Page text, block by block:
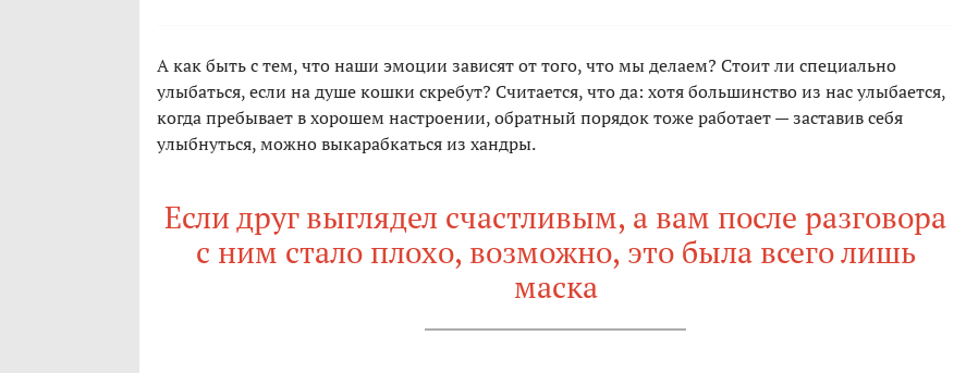
А как быть с тем, что наши эмоции зависят от того, что мы делаем? Стоит ли специально
улыбаться, если на душе кошки скребут? Считается, что да: хотя большинство из нас улыбается,
когда пребывает в хорошем настроении, обратный порядок тоже работает — заставив себя
улыбнуться, можно выкарабкаться из хандры.
Если друг выглядел счастливым, а вам после разговора
с ним стало плохо, возможно, это была всего лишь
маска